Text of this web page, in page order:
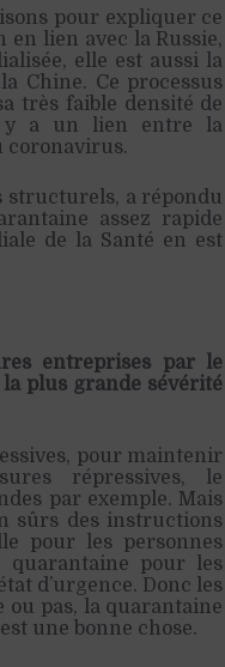
pour expliquer ce
lien avec la Russie,
elle est aussi la
Chine. Ce processus
très faible densité de
y a un lien entre la
coronavirus.
structurels, a répondu
assez rapide
de la Santé en est
entreprises par le
plus grande sévérité
pour maintenir
répressives, le
par exemple. Mais
sûrs des instructions
pour les personnes
quarantaine pour les
d’urgence. Donc les
ou pas, la quarantaine
une bonne chose.